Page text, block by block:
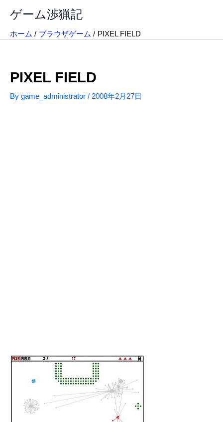
ス
ゲーム渉猟記
ホーム ブラウザゲーム PIXEL FIELD
PIXEL FIELD
By game_administrator / 2008年2月27日